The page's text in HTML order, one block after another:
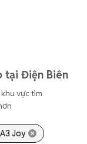
tại Điện Biên
vực tìm
Joy